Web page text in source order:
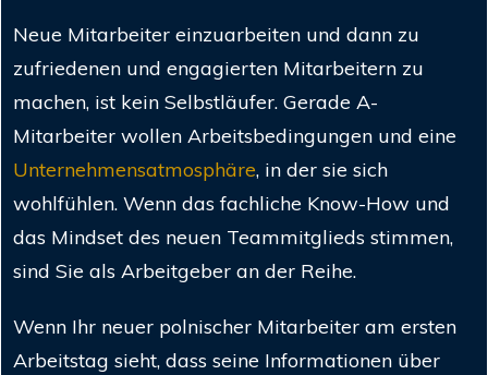
Neue Mitarbeiter einzuarbeiten und dann zu
zufriedenen und engagierten Mitarbeitern zu
machen, ist kein Selbstläufer. Gerade A-
Mitarbeiter wollen Arbeitsbedingungen und eine
Unternehmensatmosphäre, in der sie sich
wohlfühlen. Wenn das fachliche Know-How und
das Mindset des neuen Teammitglieds stimmen,
sind Sie als Arbeitgeber an der Reihe.
Wenn Ihr neuer polnischer Mitarbeiter am ersten
Arbeitstag sieht, dass seine Informationen über